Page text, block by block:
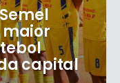
maior
capital